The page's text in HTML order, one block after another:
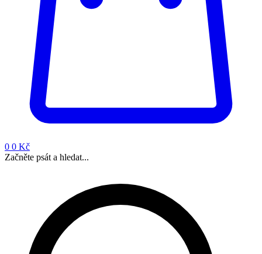
0 0 Kč
Začněte psát a hledat...